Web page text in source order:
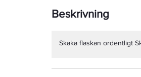
Beskrivning
Skaka flaskan ordentligt